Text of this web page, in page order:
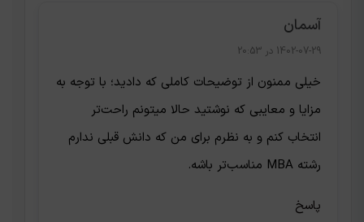
آسمان
1402-07-29 در 20:53
خیلی ممنون از توضیحات کاملی که دادید؛ با توجه به
مزایا و معایبی که نوشتید حالا میتونم راحت‌تر
انتخاب کنم و به نظرم برای من که دانش قبلی ندارم
رشته MBA مناسب‌تر باشه.
پاسخ